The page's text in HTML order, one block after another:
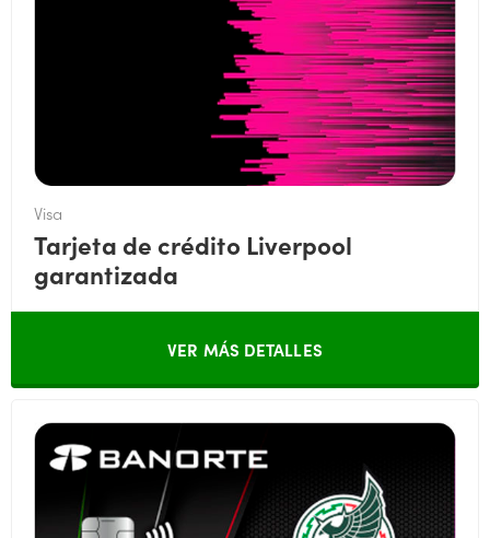
Visa
Tarjeta de crédito Liverpool
garantizada
VER MÁS DETALLES